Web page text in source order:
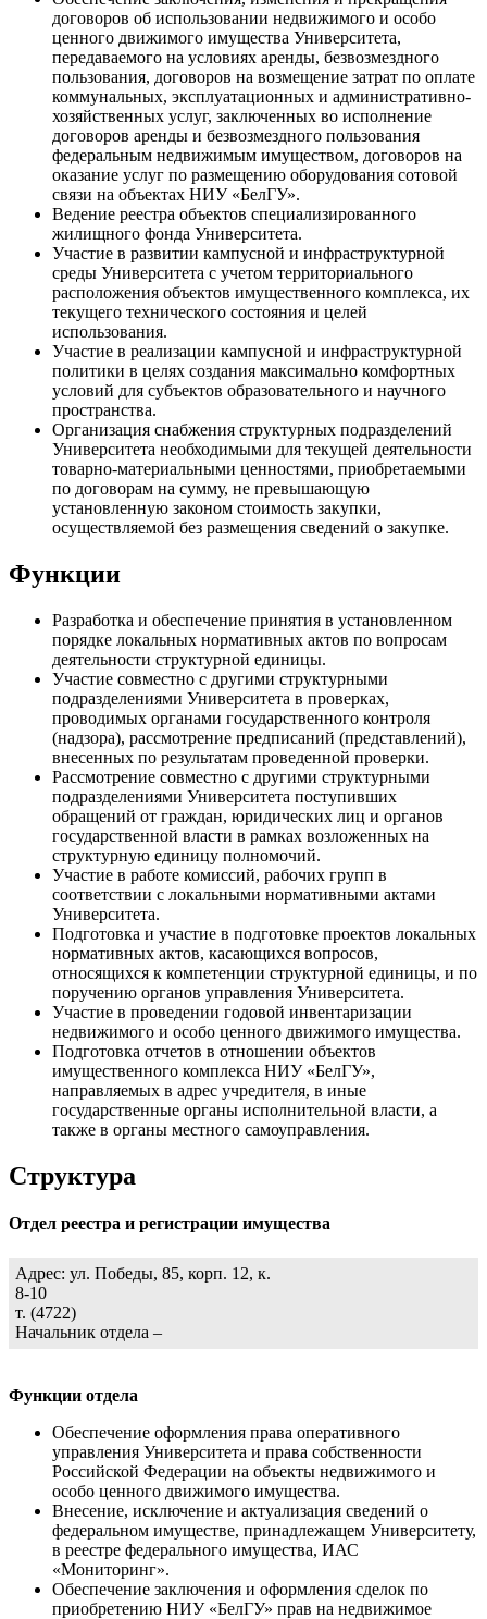
договоров об использовании недвижимого и особо
ценного движимого имущества Университета,
передаваемого на условиях аренды, безвозмездного
пользования, договоров на возмещение затрат по оплате
коммунальных, эксплуатационных и административно-
хозяйственных услуг, заключенных во исполнение
договоров аренды и безвозмездного пользования
федеральным недвижимым имуществом, договоров на
оказание услуг по размещению оборудования сотовой
связи на объектах НИУ «БелГУ».
Ведение реестра объектов специализированного
жилищного фонда Университета.
Участие в развитии кампусной и инфраструктурной
среды Университета с учетом территориального
расположения объектов имущественного комплекса, их
текущего технического состояния и целей
использования.
Участие в реализации кампусной и инфраструктурной
политики в целях создания максимально комфортных
условий для субъектов образовательного и научного
пространства.
Организация снабжения структурных подразделений
Университета необходимыми для текущей деятельности
товарно-материальными ценностями, приобретаемыми
по договорам на сумму, не превышающую
установленную законом стоимость закупки,
осуществляемой без размещения сведений о закупке.
Функции
Разработка и обеспечение принятия в установленном
порядке локальных нормативных актов по вопросам
деятельности структурной единицы.
Участие совместно с другими структурными
подразделениями Университета в проверках,
проводимых органами государственного контроля
(надзора), рассмотрение предписаний (представлений),
внесенных по результатам проведенной проверки.
Рассмотрение совместно с другими структурными
подразделениями Университета поступивших
обращений от граждан, юридических лиц и органов
государственной власти в рамках возложенных на
структурную единицу полномочий.
Участие в работе комиссий, рабочих групп в
соответствии с локальными нормативными актами
Университета.
Подготовка и участие в подготовке проектов локальных
нормативных актов, касающихся вопросов,
относящихся к компетенции структурной единицы, и по
поручению органов управления Университета.
Участие в проведении годовой инвентаризации
недвижимого и особо ценного движимого имущества.
Подготовка отчетов в отношении объектов
имущественного комплекса НИУ «БелГУ»,
направляемых в адрес учредителя, в иные
государственные органы исполнительной власти, а
также в органы местного самоуправления.
Структура
Отдел реестра и регистрации имущества
Адрес: ул. Победы, 85, корп. 12, к.
8-10
т. (4722)
Начальник отдела –
Функции отдела
Обеспечение оформления права оперативного
управления Университета и права собственности
Российской Федерации на объекты недвижимого и
особо ценного движимого имущества.
Внесение, исключение и актуализация сведений о
федеральном имуществе, принадлежащем Университету,
в реестре федерального имущества, ИАС
«Мониторинг».
Обеспечение заключения и оформления сделок по
приобретению НИУ «БелГУ» прав на недвижимое